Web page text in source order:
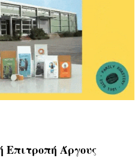
Επιτροπή Άργους